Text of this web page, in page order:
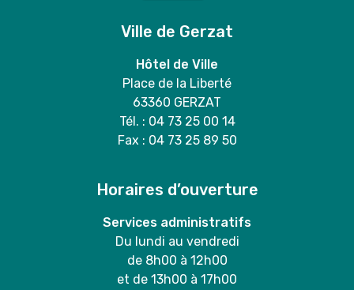
Ville de Gerzat
Hôtel de Ville
Place de la Liberté
63360 GERZAT
Tél. : 04 73 25 00 14
Fax : 04 73 25 89 50
Horaires d’ouverture
Services administratifs
Du lundi au vendredi
de 8h00 à 12h00
et de 13h00 à 17h00